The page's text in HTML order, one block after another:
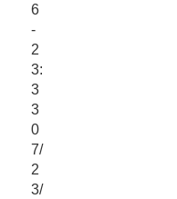
6
-
2
3:
3
3
0
7/
2
3/